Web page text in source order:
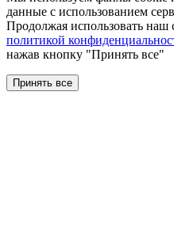
данные с использованием
Продолжая использовать наш
политикой
нажав кнопку "Принять все"
Принять все